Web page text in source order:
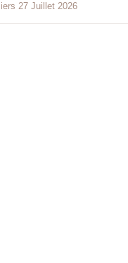
27 Juillet 2026